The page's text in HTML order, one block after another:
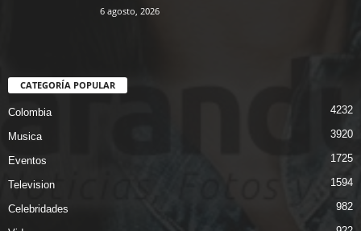
6 agosto, 2026
CATEGORÍA POPULAR
Colombia 4232
Musica 3920
Eventos 1725
Television 1594
Celebridades 982